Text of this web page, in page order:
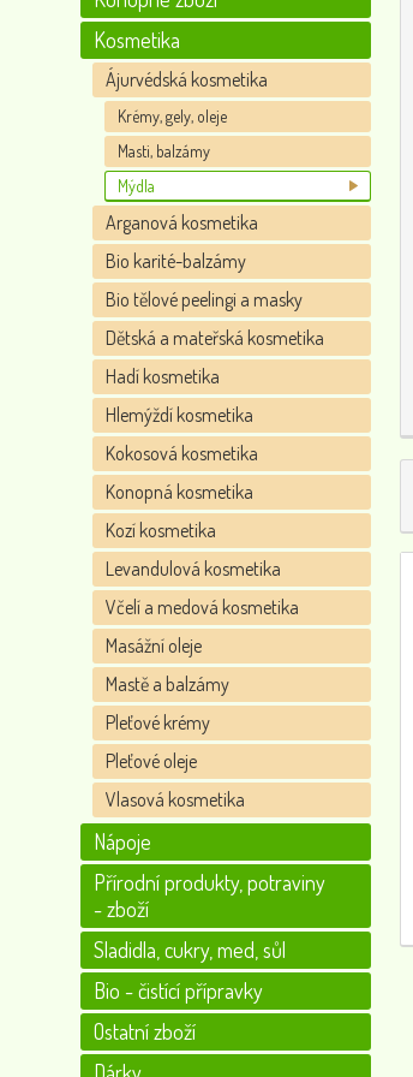
Kosmetika
Ájurvédská kosmetika
Krémy, gely, oleje
Masti, balzámy
Mýdla
Arganová kosmetika
Bio karité-balzámy
Bio tělové peelingi a masky
Dětská a mateřská kosmetika
Hadí kosmetika
Hlemýždí kosmetika
Kokosová kosmetika
Konopná kosmetika
Kozí kosmetika
Levandulová kosmetika
Včelí a medová kosmetika
Masážní oleje
Mastě a balzámy
Pleťové krémy
Pleťové oleje
Vlasová kosmetika
Nápoje
Přírodní produkty, potraviny
- zboží
Sladidla, cukry, med, sůl
Bio - čistící přípravky
Ostatní zboží